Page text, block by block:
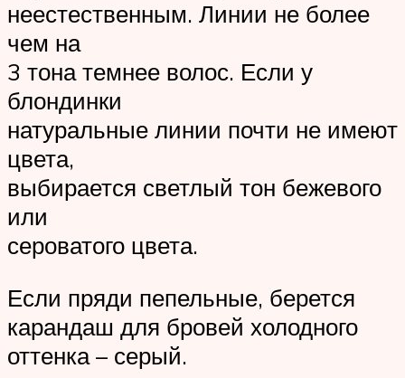
неестественным. Линии не более
чем на
3 тона темнее волос. Если у
блондинки
натуральные линии почти не имеют
цвета,
выбирается светлый тон бежевого
или
сероватого цвета.
Если пряди пепельные, берется
карандаш для бровей холодного
оттенка – серый.